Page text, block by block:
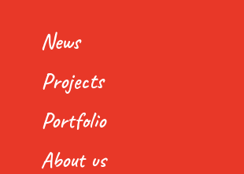
News
Projects
Portfolio
About us